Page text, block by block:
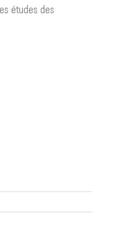
études des